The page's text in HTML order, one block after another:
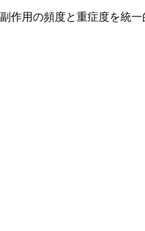
作用の頻度と重症度を